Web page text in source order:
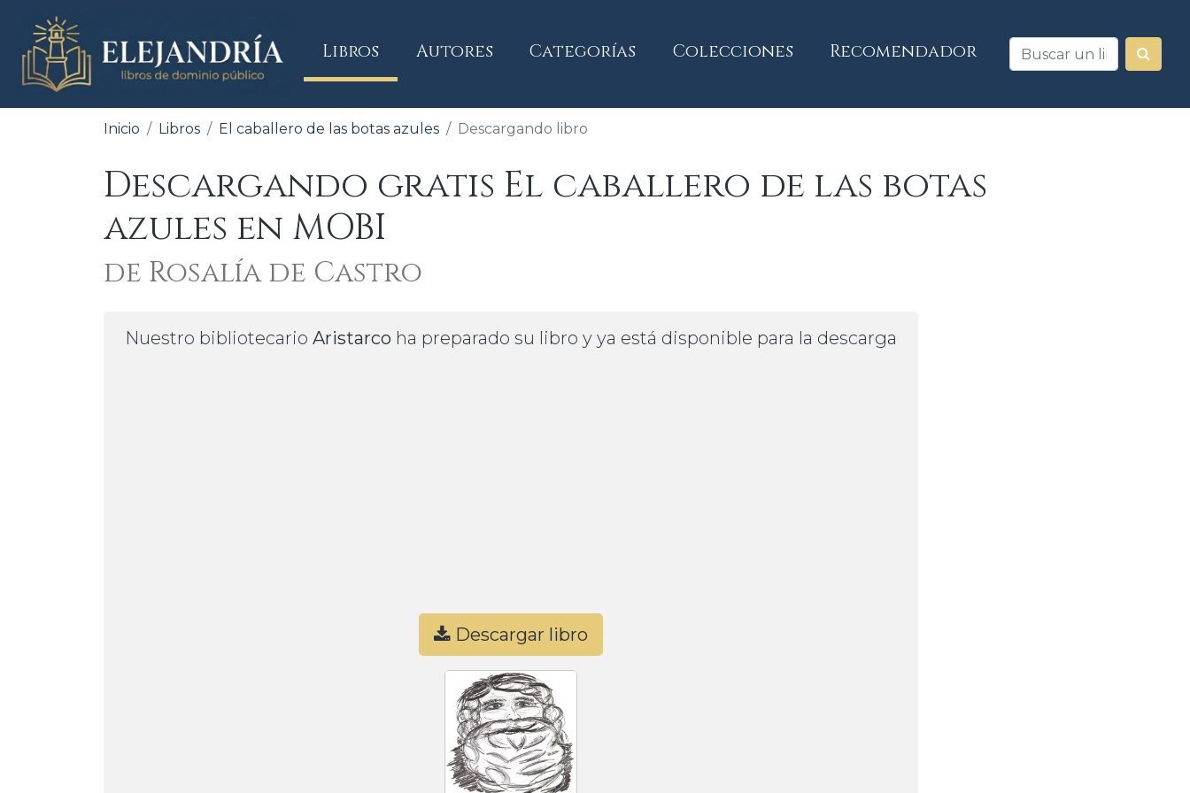
Libros(current)
Autores Categorías Colecciones Recomendador
Inicio Libros El caballero de las botas azules Descargando libro
Descargando gratis El caballero de las botas
azules en MOBI
de Rosalía de Castro
Nuestro bibliotecario Aristarco ha preparado su libro y ya está disponible para la descarga
Descargar libro